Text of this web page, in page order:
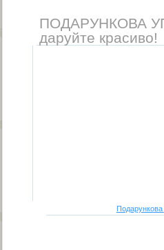
ПОДАРУНКОВА
даруйте красиво!